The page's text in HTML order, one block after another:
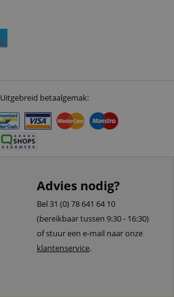
Uitgebreid betaalgemak:
Advies nodig?
Bel 31 (0) 78 641 64 10
(bereikbaar tussen 9:30 - 16:30)
of stuur een e-mail naar onze
klantenservice.